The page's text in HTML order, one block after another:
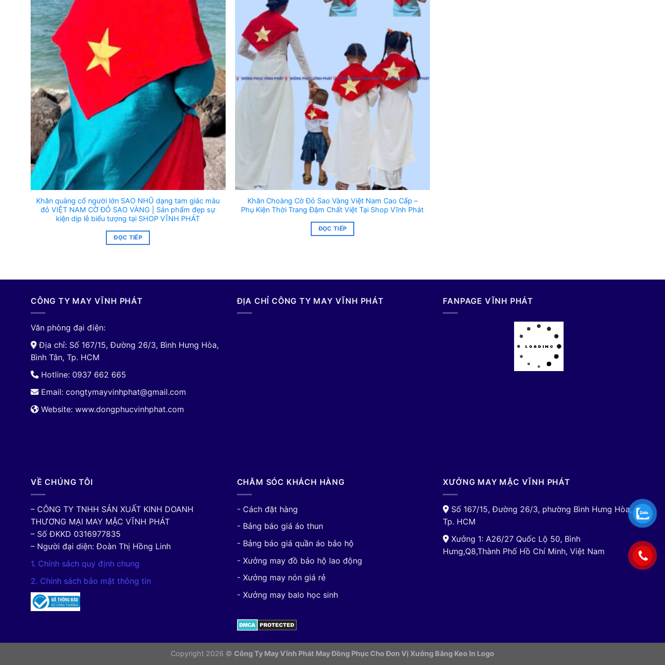
Khăn quàng cổ người lớn SAO NHŨ dạng tam giác màu
đỏ VIỆT NAM CỜ ĐỎ SAO VÀNG | Sản phẩm đẹp sự
kiện dịp lễ biểu tượng tại SHOP VĨNH PHÁT
ĐỌC TIẾP
Khăn Choàng Cờ Đỏ Sao Vàng Việt Nam Cao Cấp –
Phụ Kiện Thời Trang Đậm Chất Việt Tại Shop Vĩnh Phát
ĐỌC TIẾP
CÔNG TY MAY VĨNH PHÁT
Văn phòng đại điện:
Địa chỉ: Số 167/15, Đường 26/3, Bình Hưng Hòa,
Bình Tân, Tp. HCM
Hotline: 0937 662 665
Email: congtymayvinhphat@gmail.com
Website: www.dongphucvinhphat.com
ĐỊA CHỈ CÔNG TY MAY VĨNH PHÁT FANPAGE VĨNH PHÁT
VỀ CHÚNG TÔI
– CÔNG TY TNHH SẢN XUẤT KINH DOANH
THƯƠNG MẠI MAY MẶC VĨNH PHÁT
– Số ĐKKD 0316977835
– Người đại diện: Đoàn Thị Hồng Linh
1. Chính sách quy định chung
2. Chính sách bảo mật thông tin
CHĂM SÓC KHÁCH HÀNG
- Cách đặt hàng
- Bảng báo giá áo thun
- Bảng báo giá quần áo bảo hộ
- Xưởng may đồ bảo hộ lao động
- Xưởng may nón giá rẻ
- Xưởng may balo học sinh
XƯỞNG MAY MẶC VĨNH PHÁT
Số 167/15, Đường 26/3, phường Bình Hưng Hòa,
Tp. HCM
Xưởng 1: A26/27 Quốc Lộ 50, Bình
Hưng,Q8,Thành Phố Hồ Chí Minh, Việt Nam
Copyright 2026 © Công Ty May Vĩnh Phát May Đồng Phục Cho Đơn Vị Xưởng Băng Keo In Logo